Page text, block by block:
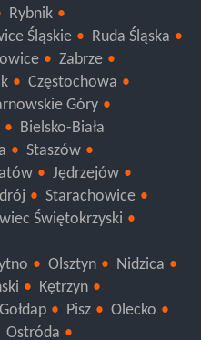
Wodzisław Śląski
Rybnik
Śląskie
Ruda Śląska
Zabrze
Częstochowa
Góry
Bielsko-Biała
Staszów
Jędrzejów
Starachowice
Olsztyn
Kętrzyn
Gołdap Pisz